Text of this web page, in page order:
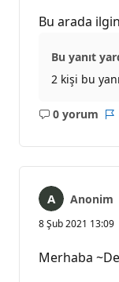
Bu arada
Bu yanıt
2 kişi bu
0 yorum
Açıklama
Anonim
8 Şub 2021 13:09
Merhaba